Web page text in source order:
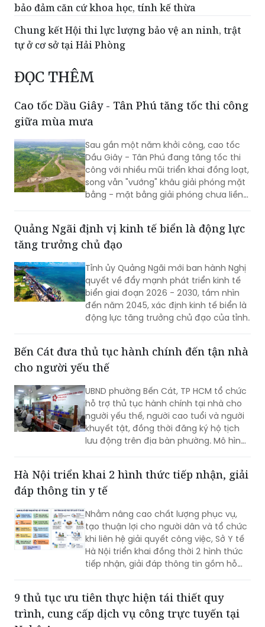
bảo đảm căn cứ khoa học, tính kế thừa
Chung kết Hội thi lực lượng bảo vệ an ninh, trật
tự ở cơ sở tại Hải Phòng
ĐỌC THÊM
Cao tốc Dầu Giây - Tân Phú tăng tốc thi công
giữa mùa mưa
Sau gần một năm khởi công, cao tốc
Dầu Giây - Tân Phú đang tăng tốc thi
công với nhiều mũi triển khai đồng loạt,
song vẫn "vướng" khâu giải phóng mặt
bằng - mặt bằng giải phóng chưa liền
Quảng Ngãi định vị kinh tế biển là động lực
tăng trưởng chủ đạo
Tỉnh ủy Quảng Ngãi mới ban hành Nghị
quyết về đẩy mạnh phát triển kinh tế
biển giai đoạn 2026 - 2030, tầm nhìn
đến năm 2045, xác định kinh tế biển là
động lực tăng trưởng chủ đạo của tỉnh.
Bến Cát đưa thủ tục hành chính đến tận nhà
cho người yếu thế
UBND phường Bến Cát, TP HCM tổ chức
hỗ trợ thủ tục hành chính tại nhà cho
người yếu thế, người cao tuổi và người
khuyết tật, đồng thời đăng ký hộ tịch
lưu động trên địa bàn phường. Mô hình
Hà Nội triển khai 2 hình thức tiếp nhận, giải
đáp thông tin y tế
Nhằm nâng cao chất lượng phục vụ,
tạo thuận lợi cho người dân và tổ chức
khi liên hệ giải quyết công việc, Sở Y tế
Hà Nội triển khai đồng thời 2 hình thức
tiếp nhận, giải đáp thông tin gồm hỗ
9 thủ tục ưu tiên thực hiện tái thiết quy
trình, cung cấp dịch vụ công trực tuyến tại